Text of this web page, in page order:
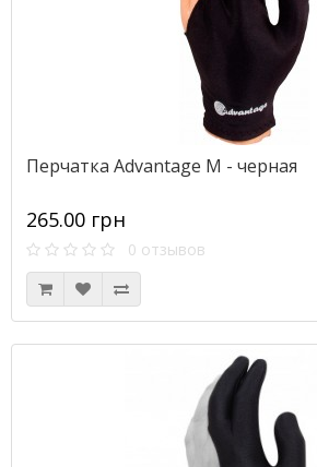
Перчатка Advantage M - черная
265.00 грн
0 отзывов